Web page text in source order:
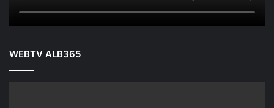
WEBTV ALB365